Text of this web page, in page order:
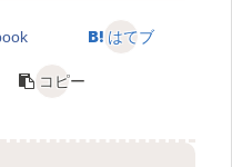
はてブ
コピー